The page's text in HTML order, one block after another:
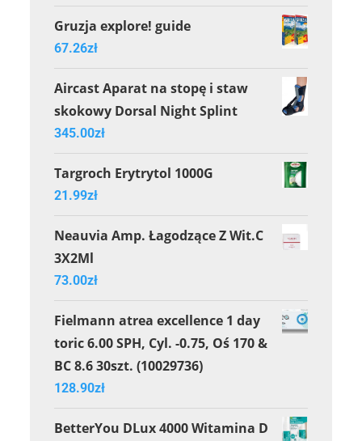
Gruzja explore! guide
67.26zł
Aircast Aparat na stopę i staw
skokowy Dorsal Night Splint
345.00zł
Targroch Erytrytol 1000G
21.99zł
Neauvia Amp. Łagodzące Z Wit.C
3X2Ml
73.00zł
Fielmann atrea excellence 1 day
toric 6.00 SPH, Cyl. -0.75, Oś 170 &
BC 8.6 30szt. (10029736)
128.90zł
BetterYou DLux 4000 Witamina D